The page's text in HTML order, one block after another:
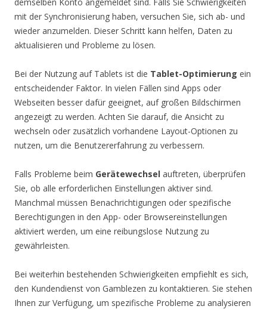
mit der Synchronisierung haben, versuchen Sie, sich ab- und
wieder anzumelden. Dieser Schritt kann helfen, Daten zu
aktualisieren und Probleme zu lösen.
Bei der Nutzung auf Tablets ist die Tablet-Optimierung ein
entscheidender Faktor. In vielen Fällen sind Apps oder
Webseiten besser dafür geeignet, auf großen Bildschirmen
angezeigt zu werden. Achten Sie darauf, die Ansicht zu
wechseln oder zusätzlich vorhandene Layout-Optionen zu
nutzen, um die Benutzererfahrung zu verbessern.
Falls Probleme beim Gerätewechsel auftreten, überprüfen
Sie, ob alle erforderlichen Einstellungen aktiver sind.
Manchmal müssen Benachrichtigungen oder spezifische
Berechtigungen in den App- oder Browsereinstellungen
aktiviert werden, um eine reibungslose Nutzung zu
gewährleisten.
Bei weiterhin bestehenden Schwierigkeiten empfiehlt es sich,
den Kundendienst von Gamblezen zu kontaktieren. Sie stehen
Ihnen zur Verfügung, um spezifische Probleme zu analysieren